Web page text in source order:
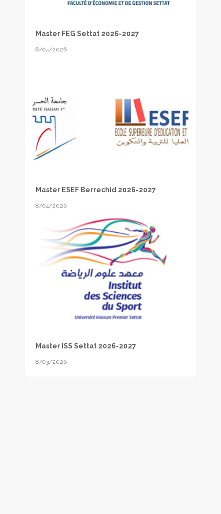
Master FEG Settat 2026-2027
8/04/2026
Master ESEF Berrechid 2026-2027
8/04/2026
Master ISS Settat 2026-2027
8/03/2026